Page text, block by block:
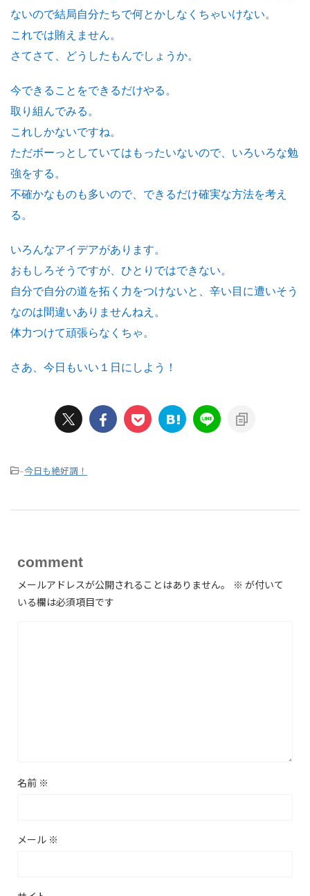
ないので結局自分たちで何とかしなくちゃいけない。
これでは賄えません。
さてさて、どうしたもんでしょうか。
今できることをできるだけやる。
取り組んでみる。
これしかないですね。
ただボーっとしていてはもったいないので、いろいろな勉
強をする。
不確かなものも多いので、できるだけ確実な方法を考え
る。
いろんなアイデアがあります。
おもしろそうですが、ひとりではできない。
自分で自分の道を拓く力をつけないと、辛い目に遭いそう
なのは間違いありませんねえ。
体力つけて頑張らなくちゃ。
さあ、今日もいい１日にしよう！
-今日も絶好調！
comment
メールアドレスが公開されることはありません。 ※ が付いて
いる欄は必須項目です
名前 ※
メール ※